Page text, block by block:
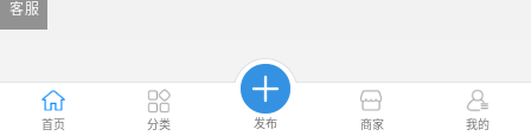
首页 分类 发布 商家 我的
客服